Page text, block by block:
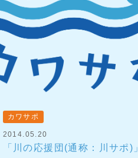
カワサポ
2014.05.20
「川の応援団(通称：川サポ)